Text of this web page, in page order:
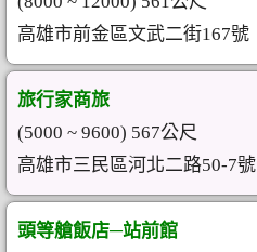
高雄市前金區文武二街167號
旅行家商旅
(5000 ~ 9600) 567公尺
高雄市三民區河北二路50-7號
頭等艙飯店─站前館